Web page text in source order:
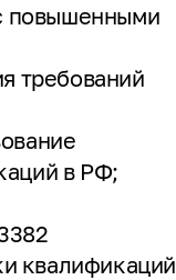
повышенными
требований
в РФ;
квалификаций